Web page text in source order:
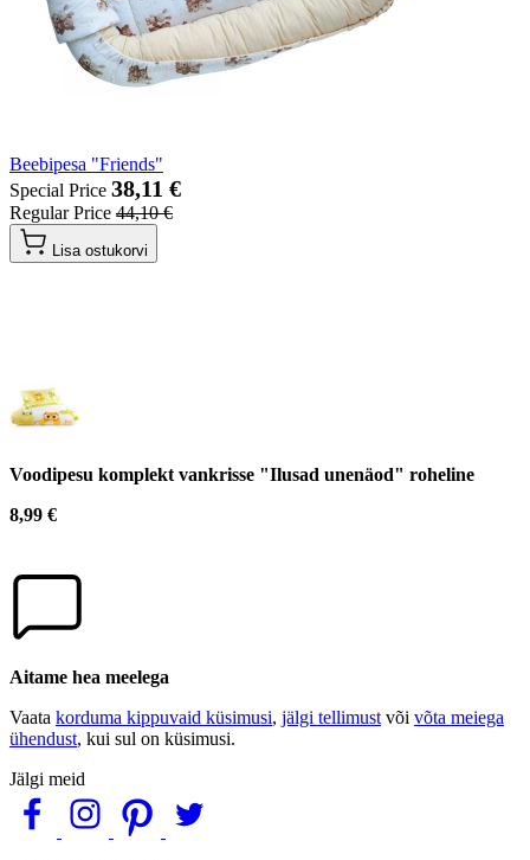
Beebipesa "Friends"
Special Price 38,11 €
Regular Price 44,10 €
Lisa ostukorvi
Voodipesu komplekt vankrisse "Ilusad unenäod" roheline
8,99 €
Aitame hea meelega
Vaata korduma kippuvaid küsimusi, jälgi tellimust või võta meiega
ühendust, kui sul on küsimusi.
Jälgi meid